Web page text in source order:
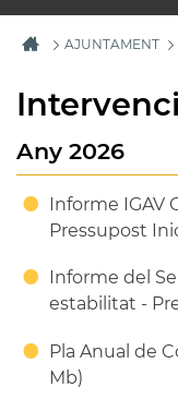
AJUNTAMENT
Any 2026
Informe
Pressupost
Informe del
estabilitat -
Pla Anual de
Mb)